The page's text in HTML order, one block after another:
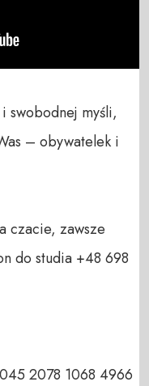
swobodnej myśli,
– obywatelek i
czacie, zawsze
do studia +48 698
2078 1068 4966